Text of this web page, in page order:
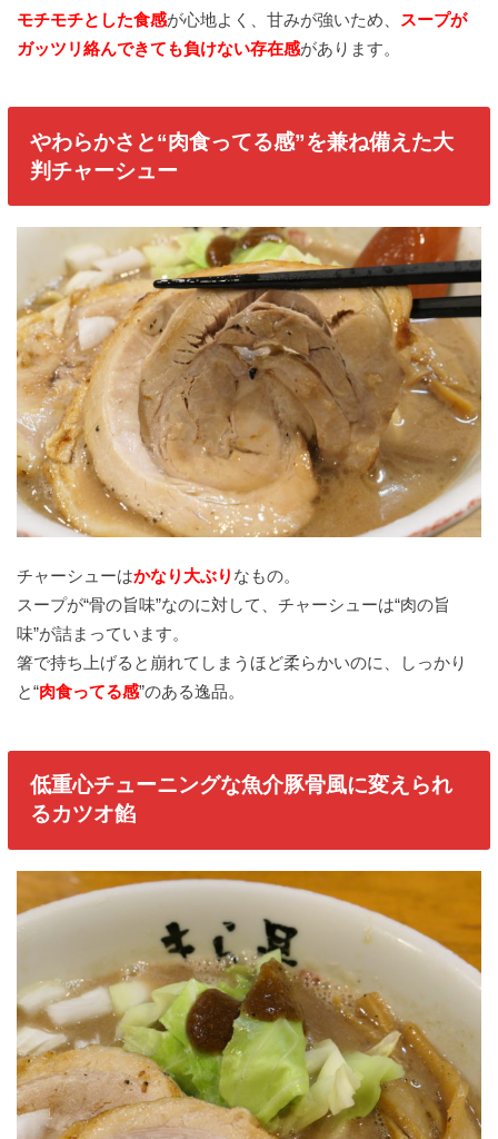
モチモチとした食感が心地よく、甘みが強いため、
スープが
ガッツリ絡んできても負けない存在感があります。
やわらかさと“肉食ってる感”を兼ね備えた大
判チャーシュー
チャーシューはかなり大ぶり なもの。
スープが“骨の旨味”なのに対して、チャーシューは“肉の旨
味”が詰まっています。
箸で持ち上げると崩れてしまうほど柔らかいのに、しっかり
と“肉食ってる感”のある逸品。
低重心チューニングな魚介豚骨風に変えられ
るカツオ餡